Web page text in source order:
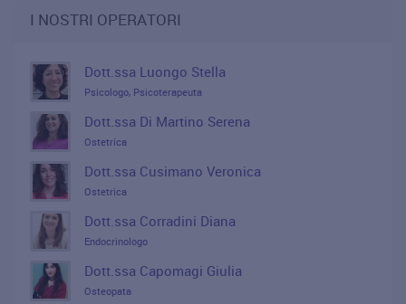
I NOSTRI OPERATORI
Dott.ssa Luongo Stella
Psicologo, Psicoterapeuta
Dott.ssa Di Martino Serena
Ostetrica
Dott.ssa Cusimano Veronica
Ostetrica
Dott.ssa Corradini Diana
Endocrinologo
Dott.ssa Capomagi Giulia
Osteopata